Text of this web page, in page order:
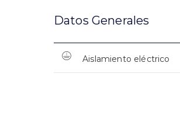
Datos Generales
Aislamiento eléctrico